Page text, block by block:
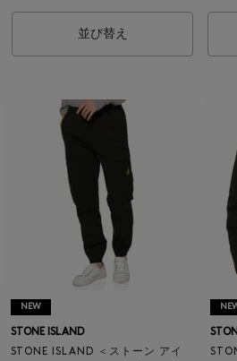
並び替え
NEW
STONE ISLAND
STONE ISLAND ＜ストーン アイ